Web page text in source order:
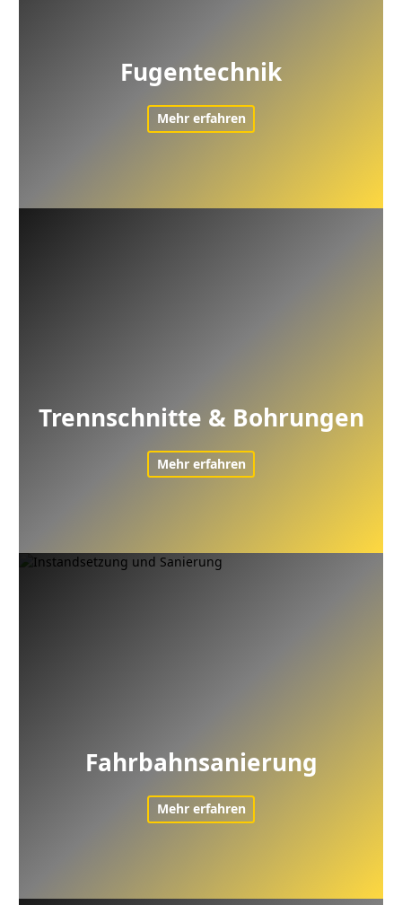
Fugentechnik
Mehr erfahren
Trennschnitte & Bohrungen
Mehr erfahren
Fahrbahnsanierung
Mehr erfahren